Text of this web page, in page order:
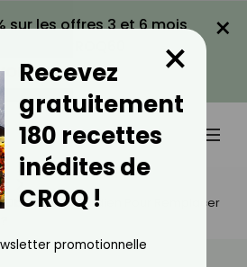
sur les offres 3 et 6 mois
LA PROMO
×
Objets Du Quotidien Pour Remplacer
Recevez
gratuitement
180 recettes
inédites de
CROQ !
×
promotionnelle